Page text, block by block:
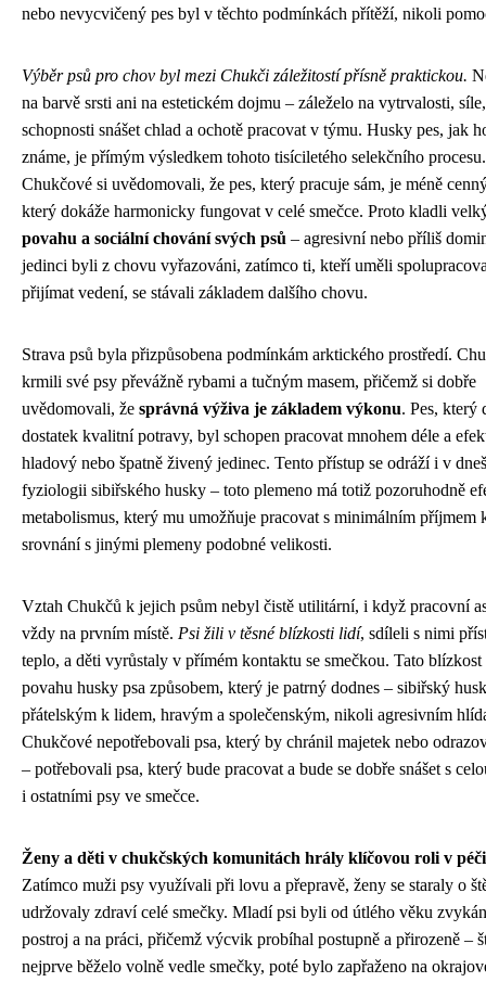
nebo nevycvičený pes byl v těchto podmínkách přítěží, nikoli
Výběr psů pro chov byl mezi Chukči záležitostí přísně praktickou.
na barvě srsti ani na estetickém dojmu – záleželo na vytrvalosti, síle,
schopnosti snášet chlad a ochotě pracovat v týmu. Husky pes, jak
známe, je přímým výsledkem tohoto tisíciletého selekčního procesu.
Chukčové si uvědomovali, že pes, který pracuje sám, je méně
který dokáže harmonicky fungovat v celé smečce. Proto kladli
povahu a sociální chování svých psů – agresivní nebo příliš
jedinci byli z chovu vyřazováni, zatímco ti, kteří uměli
přijímat vedení, se stávali základem dalšího chovu.
Strava psů byla přizpůsobena podmínkám arktického prostředí.
krmili své psy převážně rybami a tučným masem, přičemž si dobře
uvědomovali, že správná výživa je základem výkonu. Pes, který
dostatek kvalitní potravy, byl schopen pracovat mnohem déle a
hladový nebo špatně živený jedinec. Tento přístup se odráží i v
fyziologii sibiřského husky – toto plemeno má totiž pozoruhodně
metabolismus, který mu umožňuje pracovat s minimálním příjmem
srovnání s jinými plemeny podobné velikosti.
Vztah Chukčů k jejich psům nebyl čistě utilitární, i když pracovní
vždy na prvním místě. Psi žili v těsné blízkosti lidí, sdíleli s nimi
teplo, a děti vyrůstaly v přímém kontaktu se smečkou. Tato
povahu husky psa způsobem, který je patrný dodnes – sibiřský
přátelským k lidem, hravým a společenským, nikoli agresivním
Chukčové nepotřebovali psa, který by chránil majetek nebo
– potřebovali psa, který bude pracovat a bude se dobře snášet s
i ostatními psy ve smečce.
Ženy a děti v chukčských komunitách hrály klíčovou roli v
Zatímco muži psy využívali při lovu a přepravě, ženy se staraly o
udržovaly zdraví celé smečky. Mladí psi byli od útlého věku
postroj a na práci, přičemž výcvik probíhal postupně a přirozeně –
nejprve běželo volně vedle smečky, poté bylo zapřaženo na